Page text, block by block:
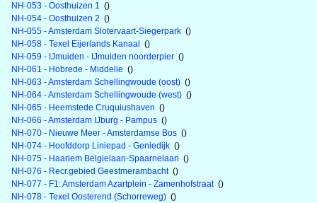
NH-053 - Oosthuizen 1
()
NH-054 - Oosthuizen 2 ()
NH-055 - Amsterdam Slotervaart-Siegerpark ()
NH-058 - Texel Eijerlands Kanaal ()
NH-059 - IJmuiden - IJmuiden noorderpier ()
NH-061 - Hobrede - Middelie ()
NH-063 - Amsterdam Schellingwoude (oost) ()
NH-064 - Amsterdam Schellingwoude (west) ()
NH-065 - Heemstede Cruquiushaven ()
NH-066 - Amsterdam IJburg - Pampus ()
NH-070 - Nieuwe Meer - Amsterdamse Bos ()
NH-074 - Hoofddorp Liniepad - Geniedijk ()
NH-075 - Haarlem Belgielaan-Spaarnelaan ()
NH-076 - Recr.gebied Geestmerambacht ()
NH-077 - F1: Amsterdam Azartplein - Zamenhofstraat ()
NH-078 - Texel Oosterend (Schorreweg) ()